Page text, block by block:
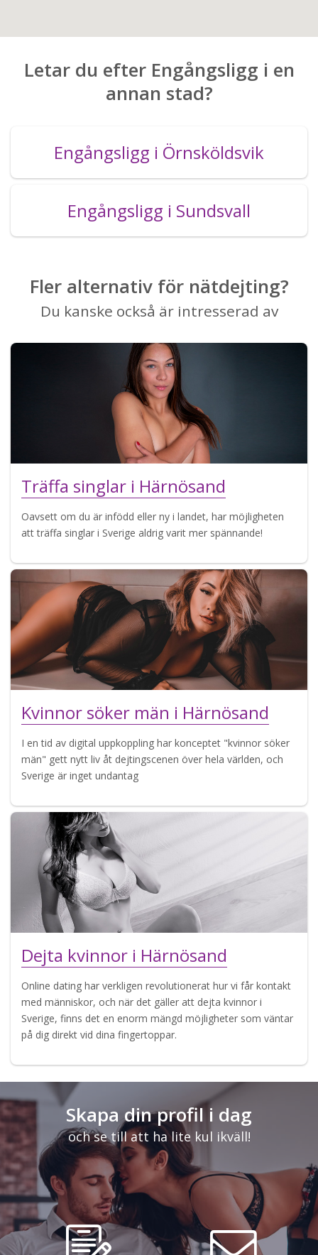
Letar du efter Engångsligg i en
annan stad?
Engångsligg i Örnsköldsvik
Engångsligg i Sundsvall
Fler alternativ för nätdejting?
Du kanske också är intresserad av
Träffa singlar i Härnösand
Oavsett om du är infödd eller ny i landet, har möjligheten
att träffa singlar i Sverige aldrig varit mer spännande!
Kvinnor söker män i Härnösand
I en tid av digital uppkoppling har konceptet "kvinnor söker
män" gett nytt liv åt dejtingscenen över hela världen, och
Sverige är inget undantag
Dejta kvinnor i Härnösand
Online dating har verkligen revolutionerat hur vi får kontakt
med människor, och när det gäller att dejta kvinnor i
Sverige, finns det en enorm mängd möjligheter som väntar
på dig direkt vid dina fingertoppar.
Skapa din profil i dag
och se till att ha lite kul ikväll!